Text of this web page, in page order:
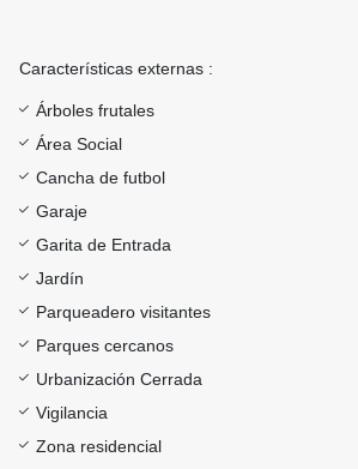
Características externas :
Árboles frutales
Área Social
Cancha de futbol
Garaje
Garita de Entrada
Jardín
Parqueadero visitantes
Parques cercanos
Urbanización Cerrada
Vigilancia
Zona residencial